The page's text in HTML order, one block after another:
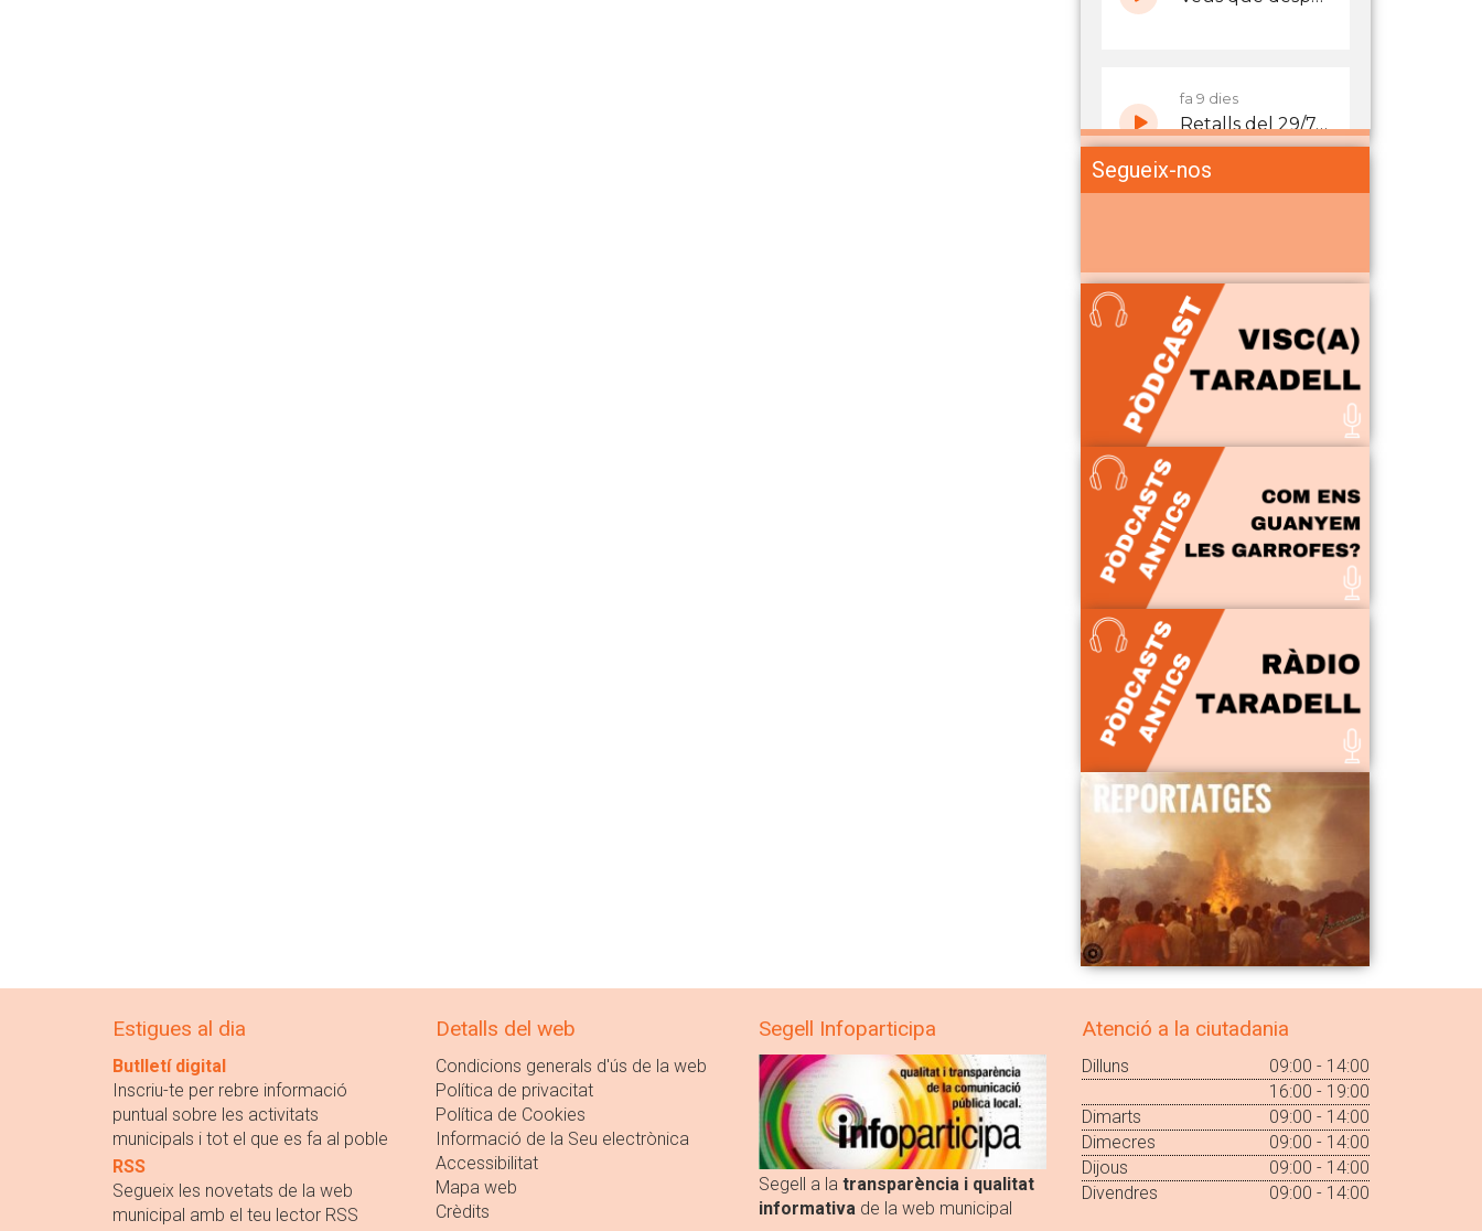
Segueix-nos
Estigues al dia
Butlletí digital
Inscriu-te per rebre informació
puntual sobre les activitats
municipals i tot el que es fa al poble
RSS
Segueix les novetats de la web
municipal amb el teu lector RSS
Detalls del web
Condicions generals d'ús de la web
Política de privacitat
Política de Cookies
Informació de la Seu electrònica
Accessibilitat
Mapa web
Crèdits
Segell Infoparticipa
Segell a la transparència i qualitat
informativa de la web municipal
Atenció a la ciutadania
Dilluns
09:00 - 14:00
16:00 - 19:00
Dimarts
09:00 - 14:00
Dimecres
09:00 - 14:00
Dijous
09:00 - 14:00
Divendres
09:00 - 14:00